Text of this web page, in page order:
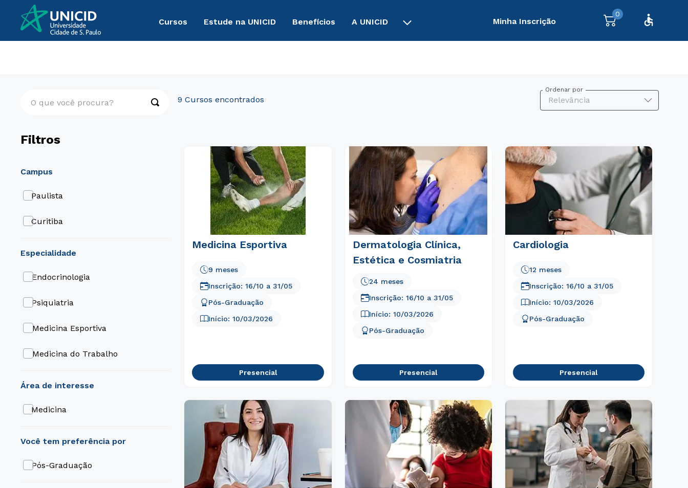
Cursos Estude na UNICID Benefícios A UNICID Minha Inscrição
0
Filtros
área de interesse
Medicina
campus
Paulista
Curitiba
especialidade
Endocrinologia
Psiquiatria
Medicina Esportiva
Medicina do Trabalho
Comunidade
Infectologia
Pós-Graduação
9
Ordenar por
Relevância
Medicina Esportiva
9 meses
Pós-Graduação
Início:10/03/2026
Inscrição:16/10 a 31/05
Presencial
Dermatologia Clínica,
Estética e Cosmiatria
Início: 10/03/2026
24 meses
Pós-Graduação
Inscrição: 16/10 a 31/05
Presencial
Cardiologia
Início:10/03/2026
12 meses
Pós-Graduação
Inscrição:16/10 a 31/05
Presencial